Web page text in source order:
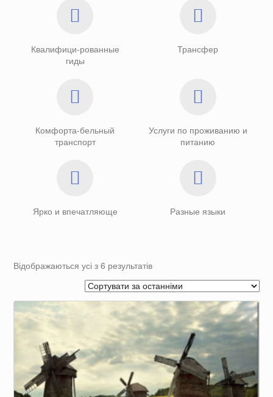
Квалифици-рованные
гиды
Трансфер
Комфорта-бельный
транспорт
Услуги по проживанию и
питанию
Ярко и впечатляюще Разные языки
Відображаються усі з 6 результатівСортовано
останнім